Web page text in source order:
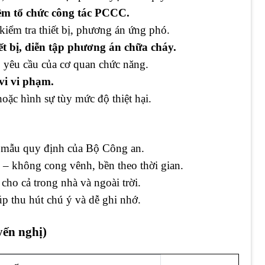
tổ chức công tác PCCC.
tra thiết bị, phương án ứng phó.
diễn tập phương án chữa cháy.
cầu của cơ quan chức năng.
vi phạm.
hình sự tùy mức độ thiệt hại.
quy định của Bộ Công an.
không cong vênh, bền theo thời gian.
cả trong nhà và ngoài trời.
thu hút chú ý và dễ ghi nhớ.
nghị)